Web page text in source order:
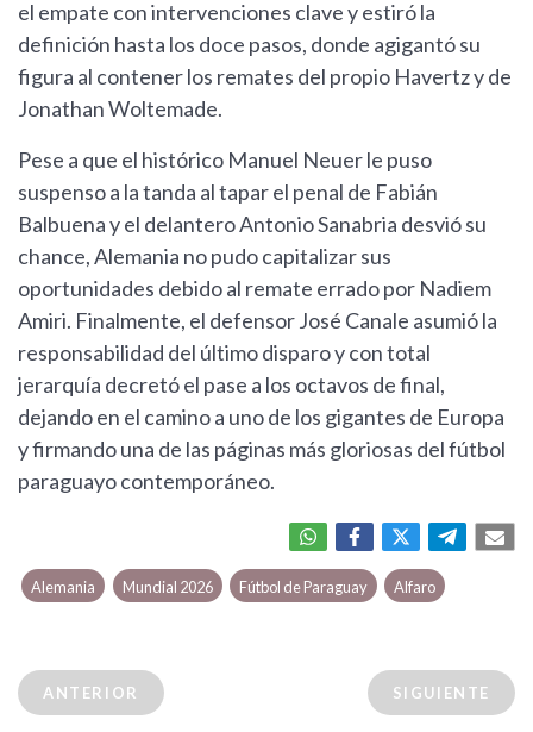
el empate con intervenciones clave y estiró la
definición hasta los doce pasos, donde agigantó su
figura al contener los remates del propio Havertz y de
Jonathan Woltemade.
Pese a que el histórico Manuel Neuer le puso
suspenso a la tanda al tapar el penal de Fabián
Balbuena y el delantero Antonio Sanabria desvió su
chance, Alemania no pudo capitalizar sus
oportunidades debido al remate errado por Nadiem
Amiri. Finalmente, el defensor José Canale asumió la
responsabilidad del último disparo y con total
jerarquía decretó el pase a los octavos de final,
dejando en el camino a uno de los gigantes de Europa
y firmando una de las páginas más gloriosas del fútbol
paraguayo contemporáneo.
Alemania Mundial 2026 Fútbol de Paraguay Alfaro
ANTERIOR SIGUIENTE